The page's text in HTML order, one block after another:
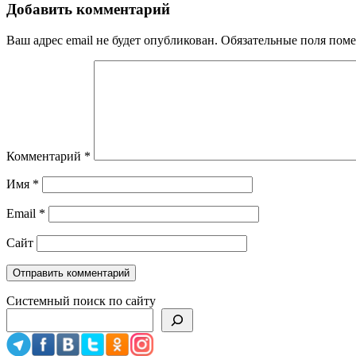
Добавить комментарий
Ваш адрес email не будет опубликован. Обязательные поля
Комментарий *
Имя *
Email *
Сайт
Системный поиск по сайту